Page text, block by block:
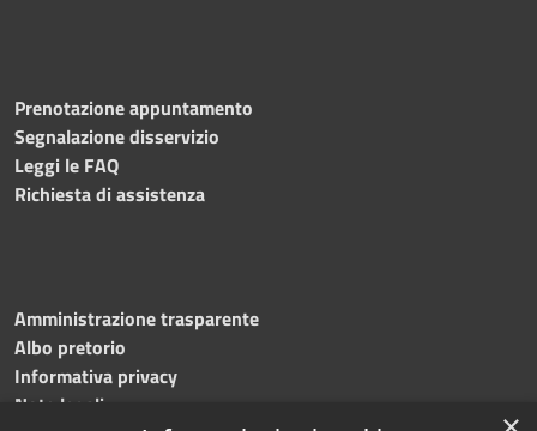
Prenotazione appuntamento
Segnalazione disservizio
Leggi le FAQ
Richiesta di assistenza
Amministrazione trasparente
Albo pretorio
Informativa privacy
Note legali